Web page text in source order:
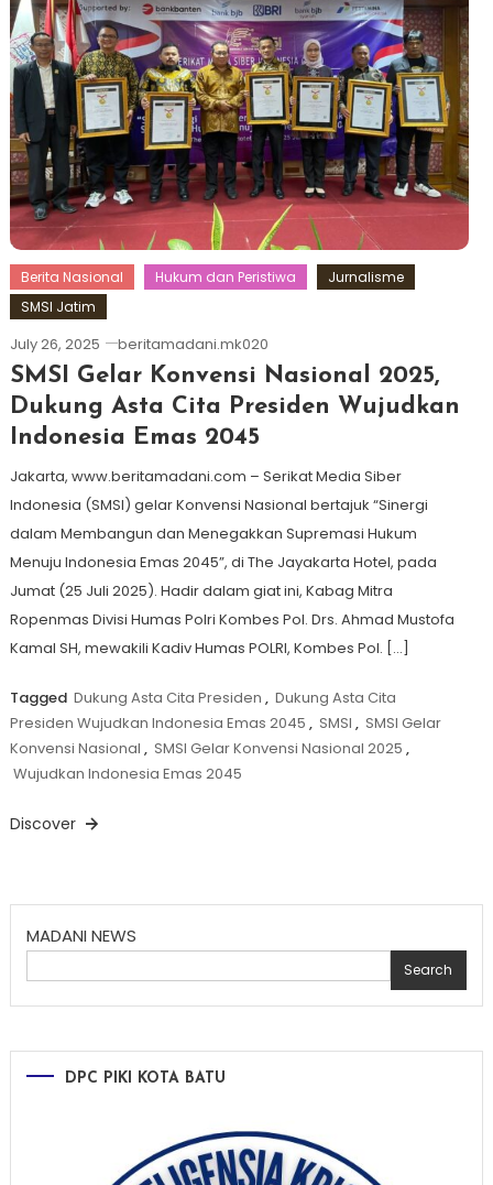
Berita Nasional Hukum dan Peristiwa
Jurnalisme
SMSI Jatim
July 26, 2025 beritamadani.mk020
SMSI Gelar Konvensi Nasional 2025,
Dukung Asta Cita Presiden Wujudkan
Indonesia Emas 2045
Jakarta, www.beritamadani.com – Serikat Media Siber
Indonesia (SMSI) gelar Konvensi Nasional bertajuk “Sinergi
dalam Membangun dan Menegakkan Supremasi Hukum
Menuju Indonesia Emas 2045”, di The Jayakarta Hotel, pada
Jumat (25 Juli 2025). Hadir dalam giat ini, Kabag Mitra
Ropenmas Divisi Humas Polri Kombes Pol. Drs. Ahmad Mustofa
Kamal SH, mewakili Kadiv Humas POLRI, Kombes Pol. […]
Tagged Dukung Asta Cita Presiden , Dukung Asta Cita
Presiden Wujudkan Indonesia Emas 2045 , SMSI , SMSI Gelar
Konvensi Nasional , SMSI Gelar Konvensi Nasional 2025 ,
Wujudkan Indonesia Emas 2045
Discover
MADANI NEWS
Search
DPC PIKI KOTA BATU